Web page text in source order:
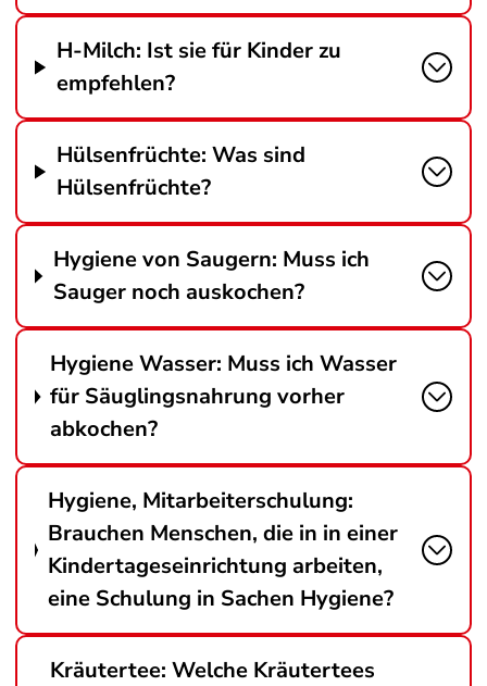
H-Milch: Ist sie für Kinder zu
empfehlen?
Hülsenfrüchte: Was sind
Hülsenfrüchte?
Hygiene von Saugern: Muss ich
Sauger noch auskochen?
Hygiene Wasser: Muss ich Wasser
für Säuglingsnahrung vorher
abkochen?
Hygiene, Mitarbeiterschulung:
Brauchen Menschen, die in in einer
Kindertageseinrichtung arbeiten,
eine Schulung in Sachen Hygiene?
Kräutertee: Welche Kräutertees